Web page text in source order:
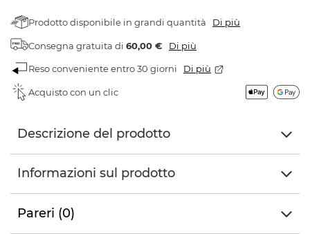
Prodotto disponibile in grandi quantità Di più
Consegna gratuita di 60,00 € Di più
Reso conveniente entro 30 giorni Di più
Acquisto con un clic
Descrizione del prodotto
Informazioni sul prodotto
Pareri (0)